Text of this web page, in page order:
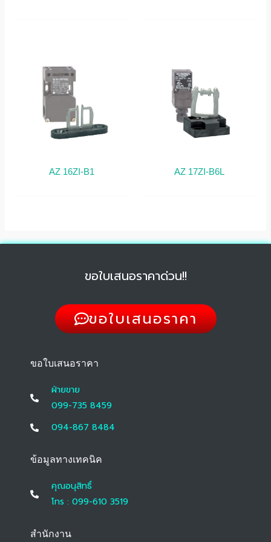
AZ 16ZI-B1 AZ 17ZI-B6L
ขอใบเสนอราคาด่วน!!
ขอใบเสนอราคา
ขอใบเสนอราคา
ฝ่ายขาย
099-735 8459
094-867 8484
ข้อมูลทางเทคนิค
คุณอนุสิทธิ์
โทร : 099-610 3519
สำนักงาน